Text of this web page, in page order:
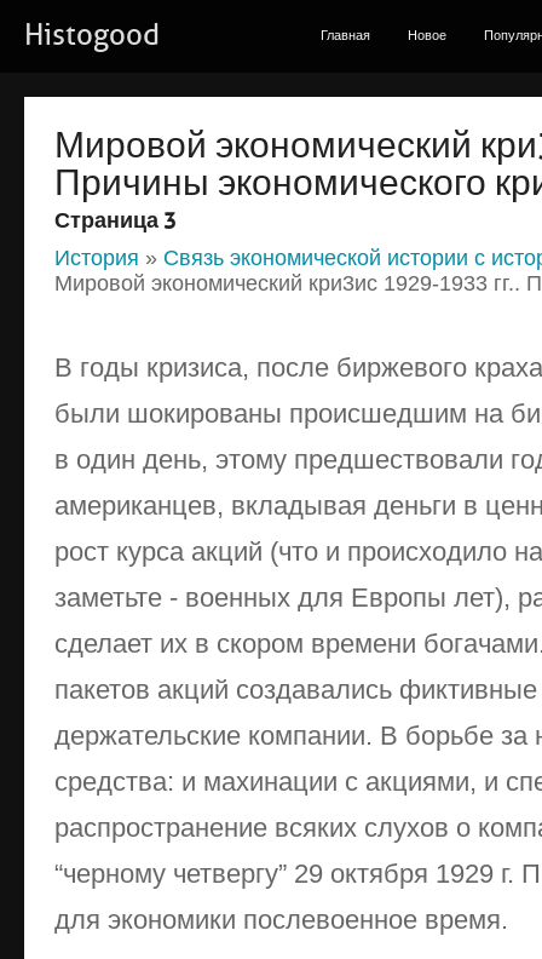
Histogood Главная Новое
Мировой экономический
Причины экономического
Страница 3
История » Связь экономической истории с
Мировой экономический кри3ис 1929-1933 гг..
В годы кризиса, после биржевого
были шокированы происшедшим на
в один день, этому предшествовали
американцев, вкладывая деньги в
рост курса акций (что и происходило
заметьте - военных для Европы лет),
сделает их в скором времени
пакетов акций создавались
держательские компании. В борьбе за
средства: и махинации с акциями, и
распространение всяких слухов о
“черному четвергу” 29 октября 1929
для экономики послевоенное время.